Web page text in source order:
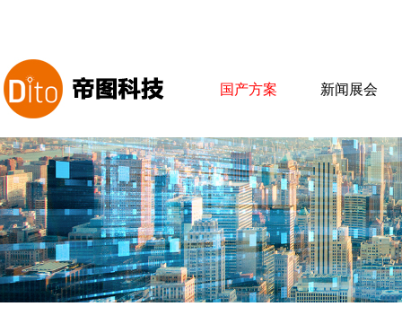
国产方案 新闻展会